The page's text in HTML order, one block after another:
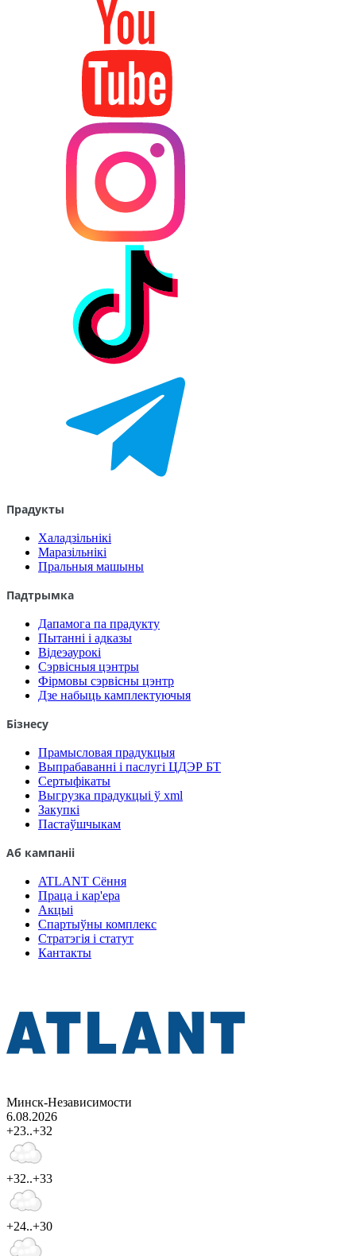
Прадукты
Халадзільнікі
Маразільнікі
Пральныя машыны
Падтрымка
Дапамога па прадукту
Пытанні і адказы
Відеэаурокі
Сэрвісныя цэнтры
Фірмовы сэрвісны цэнтр
Дзе набыць камплектуючыя
Бізнесу
Прамысловая прадукцыя
Выпрабаванні і паслугі ЦДЭР БТ
Сертыфікаты
Выгрузка прадукцыі ў xml
Закупкі
Пастаўшчыкам
Аб кампаніі
ATLANT Сёння
Праца і кар'ера
Акцыі
Спартыўны комплекс
Стратэгія і статут
Кантакты
Минск-Независимости
6.08.2026
+23..+32
+32..+33
+24..+30